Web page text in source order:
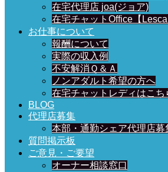
在宅代理店 joa(ジョア)
在宅チャットOffice【
お仕事について
報酬について
実際の収入例
不安解消Ｑ＆Ａ
ノンアダルト希望の方へ
在宅チャットレディはこち
BLOG
代理店募集
本部・通勤シェア代理店募
質問掲示板
ご意見・ご要望
オーナー相談窓口